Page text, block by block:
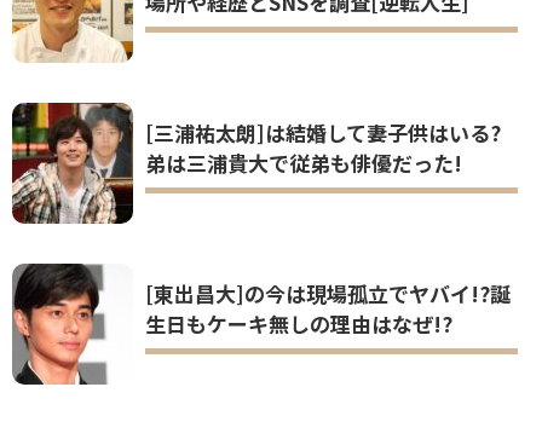
関連記事
芦名星の生い立
ちや家族兄弟は
いる?太ってい
た意外な過去
西村まさ彦の
【嫁(妻)子供】
についてと改名
[江口のりこ]は
結婚してるの?
母親は占い師で